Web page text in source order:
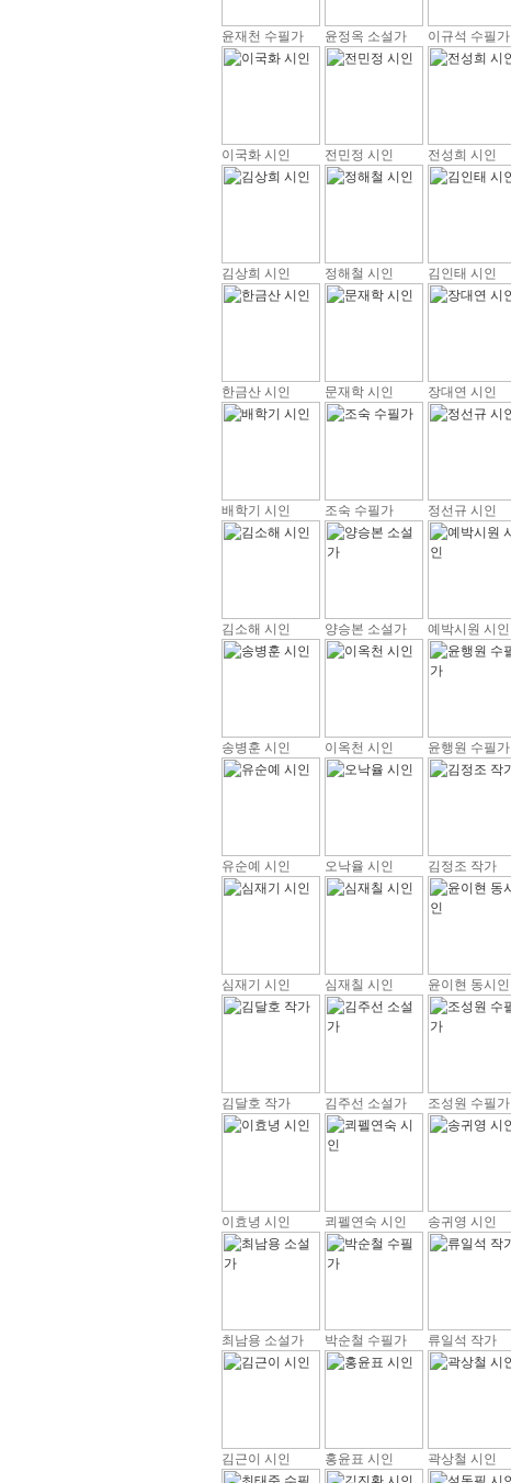
윤재천 수필가 윤정옥 소설가 이규석 수필가
이국화 시인 전민정 시인 전성희 시인
김상희 시인 정해철 시인 김인태 시인
한금산 시인 문재학 시인 장대연 시인
배학기 시인 조숙 수필가 정선규 시인
김소해 시인 양승본 소설가 예박시원 시인
송병훈 시인 이옥천 시인 윤행원 수필가
유순예 시인 오낙율 시인 김정조 작가
심재기 시인 심재칠 시인 윤이현 동시인
김달호 작가 김주선 소설가 조성원 수필가
이효녕 시인 쾨펠연숙 시인 송귀영 시인
최남용 소설가 박순철 수필가 류일석 작가
김근이 시인 홍윤표 시인 곽상철 시인